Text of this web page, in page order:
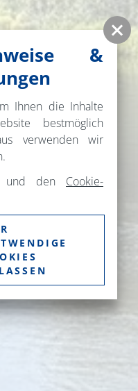
&
Ihnen die Inhalte
bestmöglich
verwenden wir
und den Cookie-